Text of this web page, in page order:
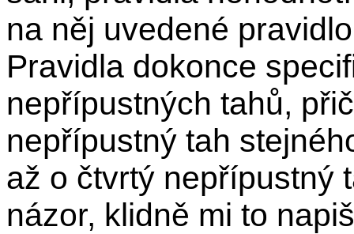
na něj uvedené
Pravidla dokonce
nepřípustných tahů,
nepřípustný tah
až o čtvrtý nepřípustný
názor, klidně mi to